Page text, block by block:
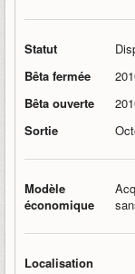
Statut
Bêta fermée
Bêta ouverte
Sortie
Modèle
économique
Localisation